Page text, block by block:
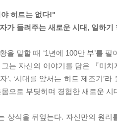
히트는 없다!"
가 들려주는 새로운 시대, 일하기
을 말할 때 ‘1년에 100만 부’를
는 자신의 이야기를 담은 『미치
’, ‘시대를 앞서는 히트 제조기’
으로 부딪히며 경험한 새로운
상식을 뒤엎는다. 자신만의 원